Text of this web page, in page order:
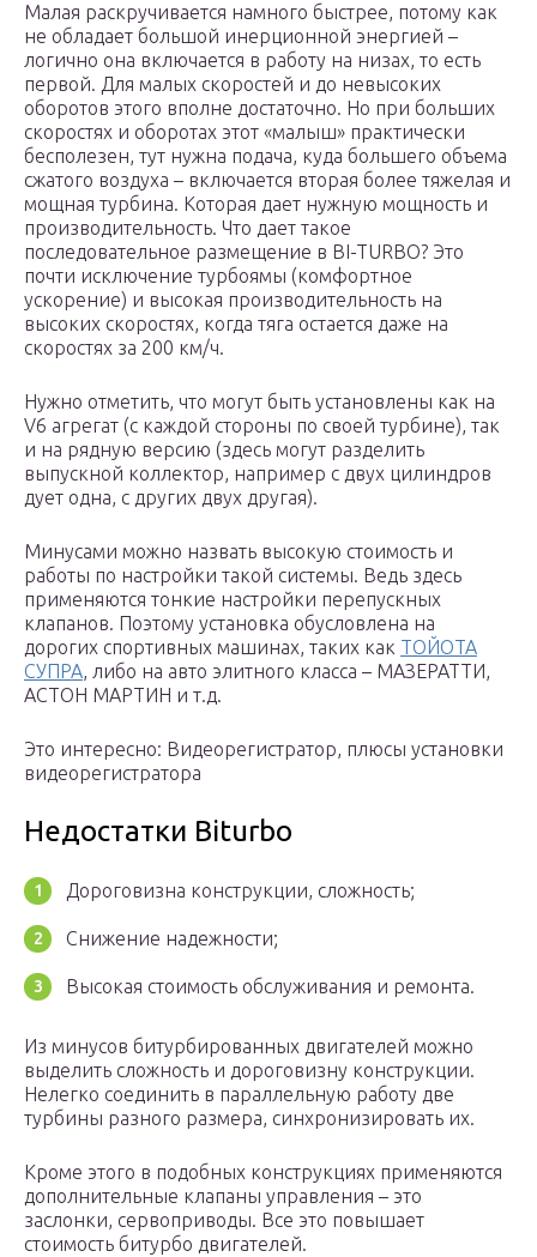
Малая раскручивается намного быстрее, потому как
не обладает большой инерционной энергией –
логично она включается в работу на низах, то есть
первой. Для малых скоростей и до невысоких
оборотов этого вполне достаточно. Но при больших
скоростях и оборотах этот «малыш» практически
бесполезен, тут нужна подача, куда большего объема
сжатого воздуха – включается вторая более тяжелая и
мощная турбина. Которая дает нужную мощность и
производительность. Что дает такое
последовательное размещение в BI-TURBO? Это
почти исключение турбоямы (комфортное
ускорение) и высокая производительность на
высоких скоростях, когда тяга остается даже на
скоростях за 200 км/ч.
Нужно отметить, что могут быть установлены как на
V6 агрегат (с каждой стороны по своей турбине), так
и на рядную версию (здесь могут разделить
выпускной коллектор, например с двух цилиндров
дует одна, с других двух другая).
Минусами можно назвать высокую стоимость и
работы по настройки такой системы. Ведь здесь
применяются тонкие настройки перепускных
клапанов. Поэтому установка обусловлена на
дорогих спортивных машинах, таких как ТОЙОТА
СУПРА, либо на авто элитного класса – МАЗЕРАТТИ,
АСТОН МАРТИН и т.д.
Это интересно: Видеорегистратор, плюсы установки
видеорегистратора
Недостатки Biturbo
Дороговизна конструкции, сложность;
Снижение надежности;
Высокая стоимость обслуживания и ремонта.
Из минусов битурбированных двигателей можно
выделить сложность и дороговизну конструкции.
Нелегко соединить в параллельную работу две
турбины разного размера, синхронизировать их.
Кроме этого в подобных конструкциях применяются
дополнительные клапаны управления – это
заслонки, сервоприводы. Все это повышает
стоимость битурбо двигателей.